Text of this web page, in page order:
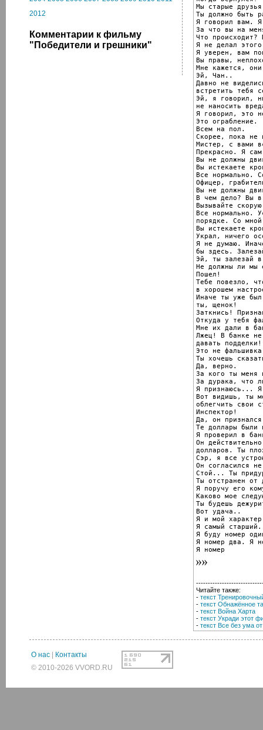
2012
Комментарии к фильму
"Победители и грешники"
Мы старые
Ты должно быть
Я говорил вам.
За что вы на
Что
Я не делал
Я уверен, вам
Вы правы,
Мне кажется,
Эй, Чан..
Давно не
встретить тебя
Эй, я говорил,
не наносить
Я говорил, это
Это ограбление.
Всем на пол.
Скорее, пока не
Мистер, с вами
Прекрасно. Я
Вы не должны
Вы истекаете
Все нормально.
Офицер,
Вы не должны
В чем дело? Вы в
Вызывайте
Все нормально.
порядке. Со
Вы истекаете
Украл, ничего
Я не думаю.
бы здесь.
Эй, ты залезай
Не должны ли мы
Пошел!
Тебе повезло,
в хорошем
Иначе ты уже
ты, щенок!
Заткнись!
Откуда у тебя
Мне их дали в
Лжец! В банке не
давать подделки!
Это не
Ты хочешь
Да, верно.
За кого ты меня
За дурака, что
Я признаюсь... Я
Вот видишь, ты
облегчить свои
Инспектор!
Да, он
Те доллары были
Я проверил в
Он
долларов. Ты
Сэр, я все
Он согласился
Стой... Ты
Ты отстранен от
Я поручу его
Каково мое
Ты будешь
Вот удача..
Я и мой
Я самый
Я буду номер
Я номер два. Я
Я номер
Читайте также:
- текст
- текст Обнажённое
- текст Война Харта
- текст Укради этот
- текст Все без ума
О нас
Контакты
© 2010-2026 VVORD.RU